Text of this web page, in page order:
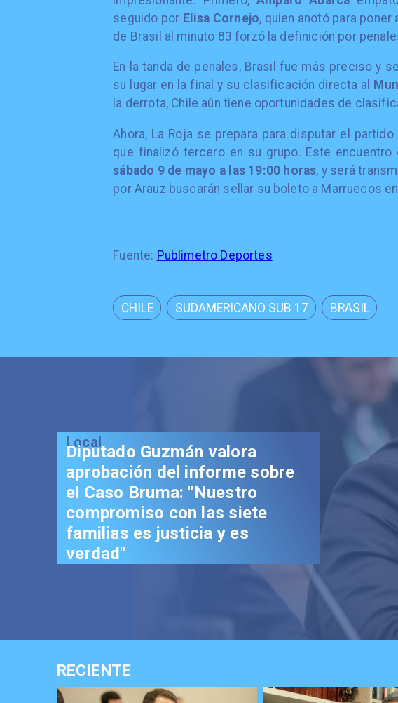
seguido por Elisa Cornejo, quien anotó para poner
de Brasil al minuto 83 forzó la definición por
En la tanda de penales, Brasil fue más preciso y
su lugar en la final y su clasificación directa al
la derrota, Chile aún tiene oportunidades de
Ahora, La Roja se prepara para disputar el
que finalizó tercero en su grupo. Este
sábado 9 de mayo a las 19:00 horas, y será
por Arauz buscarán sellar su boleto a Marruecos
Fuente: Publimetro Deportes
CHILE SUDAMERICANO SUB 17 BRASIL
Local
Diputado Guzmán valora
aprobación del informe sobre
el Caso Bruma: "Nuestro
compromiso con las siete
familias es justicia y es
verdad"
RECIENTE